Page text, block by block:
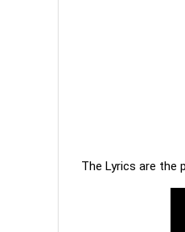
The Lyrics are the